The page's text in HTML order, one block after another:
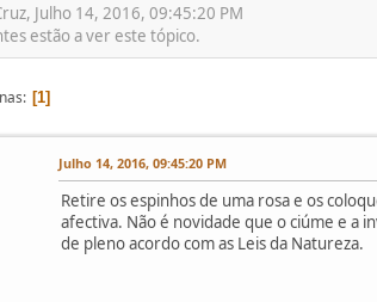
Julho 14, 2016, 09:45:20 PM
estão a ver este tópico.
1
Julho 14, 2016, 09:45:20 PM
Retire os espinhos de uma rosa e os
afectiva. Não é novidade que o ciúme e a
de pleno acordo com as Leis da Natureza.